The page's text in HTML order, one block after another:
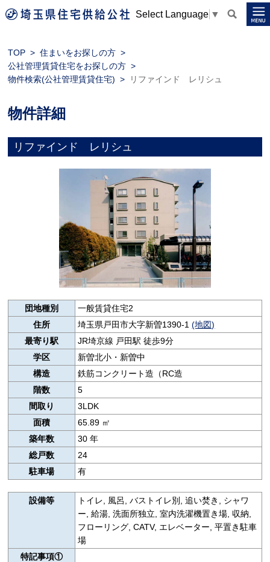
Select Language ▼
TOP
住まいをお探しの方
公社管理賃貸住宅をお探しの方
物件検索(公社管理賃貸住宅)
リファインド レリシュ
物件詳細
リファインド レリシュ
団地種別
一般賃貸住宅2
住所
埼玉県戸田市大字新曽1390-1(地図)
最寄り駅
JR埼京線 戸田駅 徒歩9分
学区
新曽北小・新曽中
構造
鉄筋コンクリート造（RC造
階数
5
間取り
3LDK
面積
65.89 ㎡
築年数
30 年
総戸数
24
駐車場
有
設備等
トイレ, 風呂, バストイレ別, 追い焚き, シャワ
ー, 給湯, 洗面所独立, 室内洗濯機置き場, 収納,
フローリング, CATV, エレベーター, 平置き駐車
場
特記事項①